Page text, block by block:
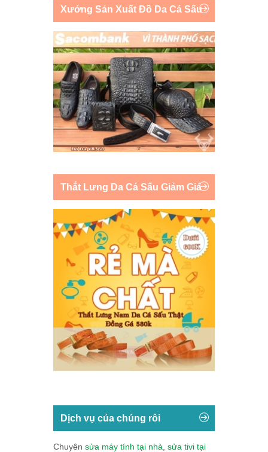
Xưởng Sản Xuất Đồ Da Cá Sấu
Thắt Lưng Da Cá Sấu Giảm Giá
Dịch vụ của chúng rôi
Chuyên sửa máy tính tại nhà sửa tivi tại